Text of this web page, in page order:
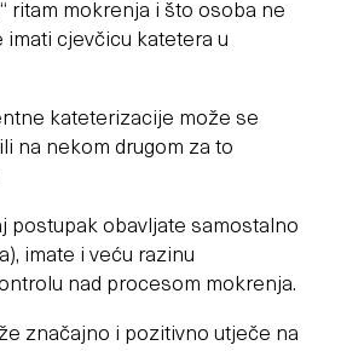
ritam mokrenja i što osoba ne
imati cjevčicu katetera u
kateterizacije može se
na nekom drugom za to
postupak obavljate samostalno
imate i veću razinu
nad procesom mokrenja.
značajno i pozitivno utječe na